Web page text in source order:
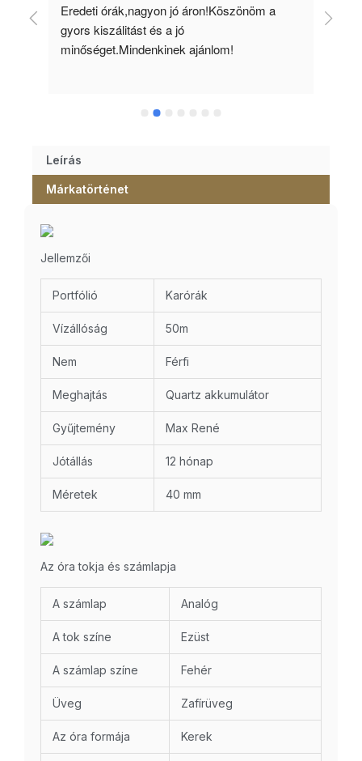
Eredeti órák,nagyon jó áron!Köszönöm a
gyors kiszálitást és a jó
minőséget.Mindenkinek ajánlom!
Leírás
Márkatörténet
Jellemzői
Portfólió Karórák
Vízállóság 50m
Nem Férfi
Meghajtás Quartz akkumulátor
Gyűjtemény Max René
Jótállás 12 hónap
Méretek 40 mm
Az óra tokja és számlapja
A számlap Analóg
A tok színe Ezüst
A számlap színe Fehér
Üveg Zafírüveg
Az óra formája Kerek